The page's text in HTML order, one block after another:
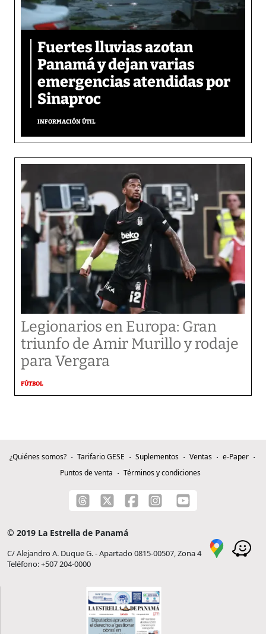
Fuertes lluvias azotan
Panamá y dejan varias
emergencias atendidas por
Sinaproc
INFORMACIÓN ÚTIL
Legionarios en Europa: Gran
triunfo de Amir Murillo y rodaje
para Vergara
FÚTBOL
¿Quiénes somos? Tarifario GESE Suplementos Ventas
e-Paper
Puntos de venta
Términos y condiciones
© 2019 La Estrella de Panamá
C/ Alejandro A. Duque G. - Apartado 0815-00507, Zona 4
Teléfono: +507 204-0000